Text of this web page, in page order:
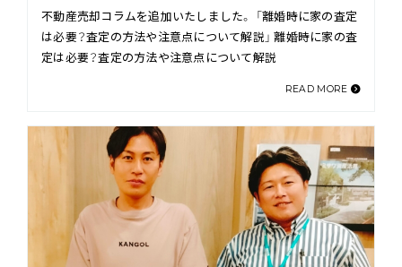
不動産売却コラムを追加いたしました。 「離婚時に家の査定
は必要？査定の方法や注意点について解説」 離婚時に家の査
定は必要？査定の方法や注意点について解説
READ MORE